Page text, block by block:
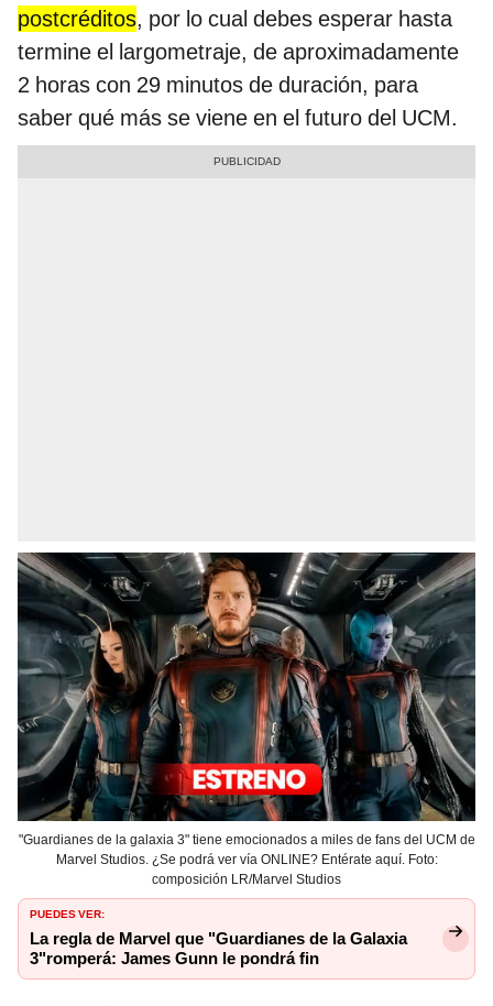
postcréditos, por lo cual debes esperar hasta
termine el largometraje, de aproximadamente
2 horas con 29 minutos de duración, para
saber qué más se viene en el futuro del UCM.
"Guardianes de la galaxia 3" tiene emocionados a miles de fans del UCM de
Marvel Studios. ¿Se podrá ver vía ONLINE? Entérate aquí. Foto:
composición LR/Marvel Studios
PUEDES VER:
La regla de Marvel que "Guardianes de la Galaxia
3"romperá: James Gunn le pondrá fin